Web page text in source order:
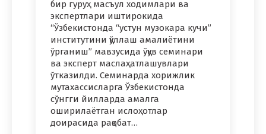
бир гуруҳ масъул ходимлари ва
экспертлари иштирокида
“Ўзбекистонда “устун музокара кучи”
институтини қўллаш амалиётини
ўрганиш” мавзусида ўқув семинари
ва эксперт маслаҳатлашувлари
ўтказилди. Семинарда хорижлик
мутахассисларга Ўзбекистонда
сўнгги йилларда амалга
оширилаётган ислоҳотлар
доирасида рақобат…